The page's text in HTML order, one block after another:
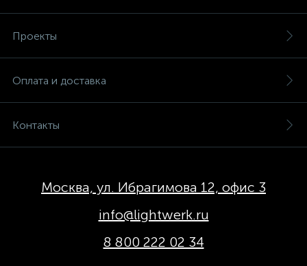
Проекты
Оплата и доставка
Контакты
Москва, ул. Ибрагимова 12, офис 3
info@lightwerk.ru
8 800 222 02 34